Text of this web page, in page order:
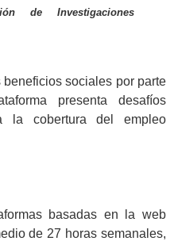
de Investigaciones
sociales por parte
presenta desafíos
la cobertura del empleo
basadas en la web
de 27 horas semanales,